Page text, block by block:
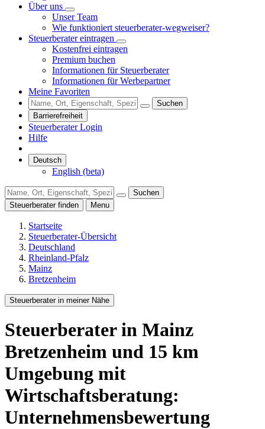
Über uns
Unser Team
Wie funktioniert steuerberater-wegweiser?
Steuerberater eintragen
Kostenfrei eintragen
Premium buchen
Informationen für Steuerberater
Informationen für Werbepartner
Meine Favoriten
Suchen
Barrierefreiheit
Steuerberater Login
Hilfe
Deutsch
English (beta)
Suchen
Steuerberater finden
Menu
Startseite
Steuerberater-Übersicht
Deutschland
Rheinland-Pfalz
Mainz
Bretzenheim
Steuerberater in meiner Nähe
Steuerberater in Mainz
Bretzenheim und 15 km
Umgebung mit
Wirtschaftsberatung:
Unternehmensbewertung